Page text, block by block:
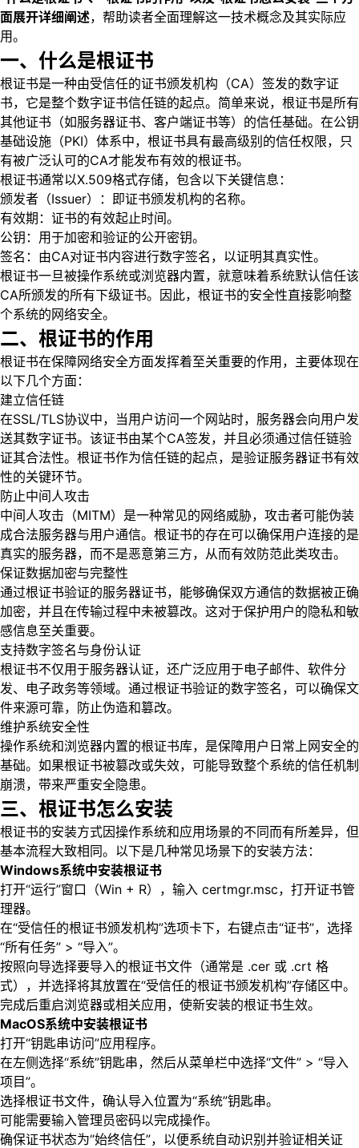
面展开详细阐述，帮助读者全面理解这一技术概念及其实际应
用。
一、什么是根证书
根证书是一种由受信任的证书颁发机构（CA）签发的数字证
书，它是整个数字证书信任链的起点。简单来说，根证书是所有
其他证书（如服务器证书、客户端证书等）的信任基础。在公钥
基础设施（PKI）体系中，根证书具有最高级别的信任权限，只
有被广泛认可的CA才能发布有效的根证书。
根证书通常以X.509格式存储，包含以下关键信息：
颁发者（Issuer）：即证书颁发机构的名称。
有效期：证书的有效起止时间。
公钥：用于加密和验证的公开密钥。
签名：由CA对证书内容进行数字签名，以证明其真实性。
根证书一旦被操作系统或浏览器内置，就意味着系统默认信任该
CA所颁发的所有下级证书。因此，根证书的安全性直接影响整
个系统的网络安全。
二、根证书的作用
根证书在保障网络安全方面发挥着至关重要的作用，主要体现在
以下几个方面：
建立信任链
在SSL/TLS协议中，当用户访问一个网站时，服务器会向用户发
送其数字证书。该证书由某个CA签发，并且必须通过信任链验
证其合法性。根证书作为信任链的起点，是验证服务器证书有效
性的关键环节。
防止中间人攻击
中间人攻击（MITM）是一种常见的网络威胁，攻击者可能伪装
成合法服务器与用户通信。根证书的存在可以确保用户连接的是
真实的服务器，而不是恶意第三方，从而有效防范此类攻击。
保证数据加密与完整性
通过根证书验证的服务器证书，能够确保双方通信的数据被正确
加密，并且在传输过程中未被篡改。这对于保护用户的隐私和敏
感信息至关重要。
支持数字签名与身份认证
根证书不仅用于服务器认证，还广泛应用于电子邮件、软件分
发、电子政务等领域。通过根证书验证的数字签名，可以确保文
件来源可靠，防止伪造和篡改。
维护系统安全性
操作系统和浏览器内置的根证书库，是保障用户日常上网安全的
基础。如果根证书被篡改或失效，可能导致整个系统的信任机制
崩溃，带来严重安全隐患。
三、根证书怎么安装
根证书的安装方式因操作系统和应用场景的不同而有所差异，但
基本流程大致相同。以下是几种常见场景下的安装方法：
Windows系统中安装根证书
打开“运行”窗口（Win + R），输入 certmgr.msc，打开证书管
理器。
在“受信任的根证书颁发机构”选项卡下，右键点击“证书”，选择
“所有任务” > “导入”。
按照向导选择要导入的根证书文件（通常是 .cer 或 .crt 格
式），并选择将其放置在“受信任的根证书颁发机构”存储区中。
完成后重启浏览器或相关应用，使新安装的根证书生效。
MacOS系统中安装根证书
打开“钥匙串访问”应用程序。
在左侧选择“系统”钥匙串，然后从菜单栏中选择“文件” > “导入
项目”。
选择根证书文件，确认导入位置为“系统”钥匙串。
可能需要输入管理员密码以完成操作。
确保证书状态为“始终信任”，以便系统自动识别并验证相关证